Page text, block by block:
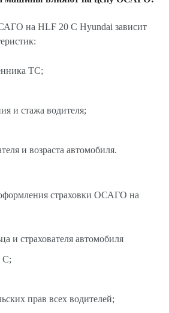
на HLF 20 C Hyundai зависит
ТС;
и стажа водителя;
и возраста автомобиля.
страховки ОСАГО на
и страхователя автомобиля
C;
прав всех водителей;